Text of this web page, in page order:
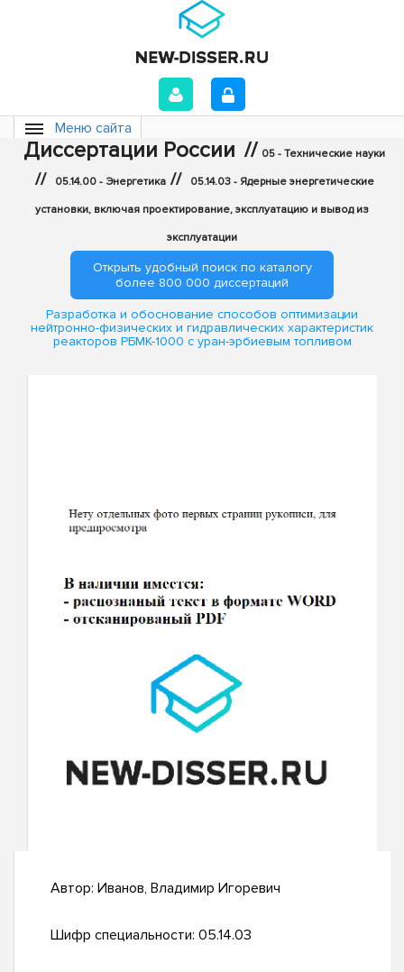
Меню сайта
Диссертации России // 05 - Технические науки
// 05.14.00 - Энергетика // 05.14.03 - Ядерные энергетические
установки, включая проектирование, эксплуатацию и вывод из
эксплуатации
Открыть удобный поиск по каталогу
более 800 000 диссертаций
Разработка и обоснование способов оптимизации
нейтронно-физических и гидравлических характеристик
реакторов РБМК-1000 с уран-эрбиевым топливом
Автор: Иванов, Владимир Игоревич
Шифр специальности: 05.14.03